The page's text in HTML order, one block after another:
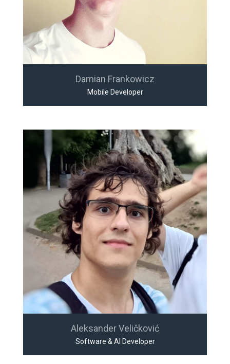
Damian Frankowicz
Mobile Developer
Aleksander Veličković
Software & AI Developer